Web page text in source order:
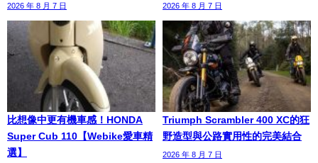
2026 年 8 月 7 日 2026 年 8 月 7 日
比想像中更有機車感！HONDA
Super Cub 110【Webike愛車精
選】
Triumph Scrambler 400 XC的狂
野造型與公路實用性的完美結合
2026 年 8 月 7 日